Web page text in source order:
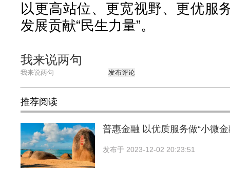
以更高站位、更宽视野、更优服
发展贡献“民生力量”。
我来说两句
发布评论
推荐阅读
普惠金融 以优质服务做“小微金
发布于 2023-12-02 20:23:51